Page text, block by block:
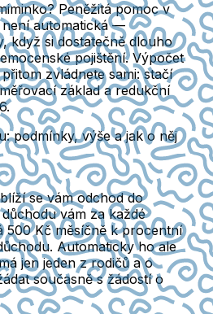
Peněžitá pomoc v
není automatická —
když si dostatečně dlouho
pojištění. Výpočet
zvládnete sami: stačí
základ a redukční
podmínky, výše a jak o něj
se vám odchod do
vám za každé
500 Kč měsíčně k procentní
Automaticky ho ale
jen jeden z rodičů a o
současně s žádostí o